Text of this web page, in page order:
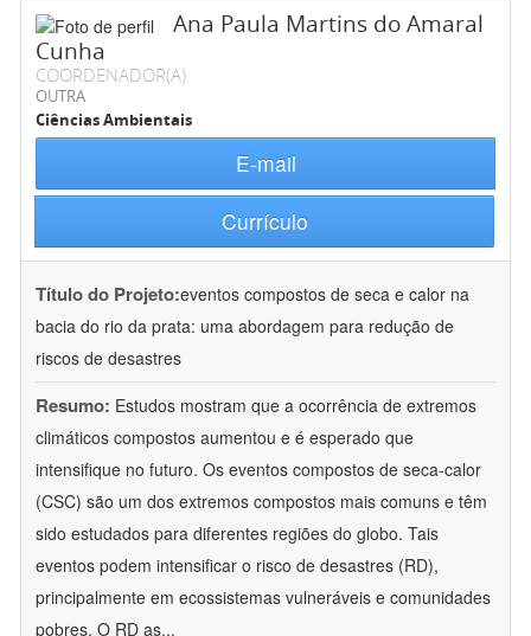
Ana Paula Martins do Amaral
Cunha
COORDENADOR(A)
OUTRA
Ciências Ambientais
E-mail
Currículo
Título do Projeto:eventos compostos de seca e calor na
bacia do rio da prata: uma abordagem para redução de
riscos de desastres
Resumo: Estudos mostram que a ocorrência de extremos
climáticos compostos aumentou e é esperado que
intensifique no futuro. Os eventos compostos de seca-calor
(CSC) são um dos extremos compostos mais comuns e têm
sido estudados para diferentes regiões do globo. Tais
eventos podem intensificar o risco de desastres (RD),
principalmente em ecossistemas vulneráveis e comunidades
pobres. O RD as...